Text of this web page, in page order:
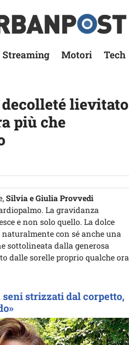
Streaming Motori Tech
lievitato
più che
Silvia e Giulia Provvedi
La gravidanza
e non solo quello. La dolce
con sé anche una
sottolineata dalla generosa
dalle sorelle proprio qualche ora
seni strizzati dal corpetto,